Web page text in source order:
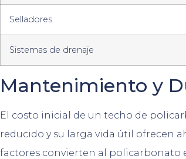
Selladores
Sistemas de drenaje
Mantenimiento y
El costo inicial de un techo de
reducido y su larga vida útil ofrecen
factores convierten al policarbonato